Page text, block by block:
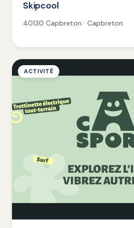
Skipcool
40130 Capbreton · Capbreton
ACTIVITÉ